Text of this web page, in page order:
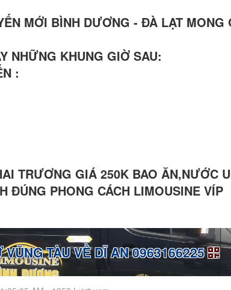
MỚI BÌNH DƯƠNG - ĐÀ LẠT MONG
NHỮNG KHUNG GIỜ SAU:
:
TRƯƠNG GIÁ 250K BAO ĂN,NƯỚC
ĐÚNG PHONG CÁCH LIMOUSINE VÍP
TÀU VỀ DĨ AN 0963166225